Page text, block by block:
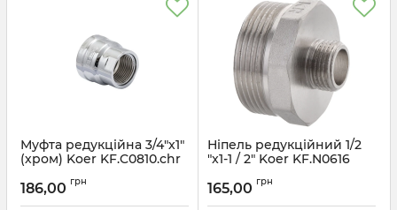
Муфта редукційна 3/4"х1"
(хром) Koer KF.C0810.chr
Артикул: KF0120
186,00 грн
Ніпель редукційний 1/2
"x1-1 / 2" Koer KF.N0616
Артикул: KF0040
165,00 грн